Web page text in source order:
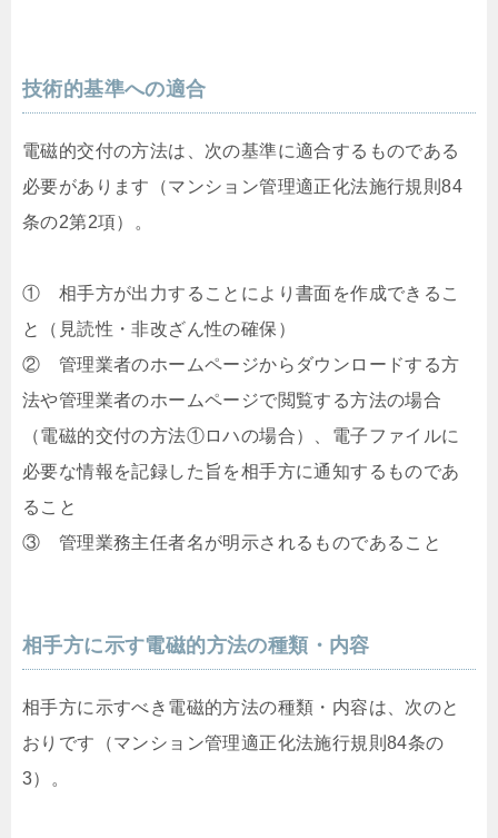
技術的基準への適合
電磁的交付の方法は、次の基準に適合するものである
必要があります（マンション管理適正化法施行規則84
条の2第2項）。
① 相手方が出力することにより書面を作成できるこ
と（見読性・非改ざん性の確保）
② 管理業者のホームページからダウンロードする方
法や管理業者のホームページで閲覧する方法の場合
（電磁的交付の方法①ロハの場合）、電子ファイルに
必要な情報を記録した旨を相手方に通知するものであ
ること
③ 管理業務主任者名が明示されるものであること
相手方に示す電磁的方法の種類・内容
相手方に示すべき電磁的方法の種類・内容は、次のと
おりです（マンション管理適正化法施行規則84条の
3）。